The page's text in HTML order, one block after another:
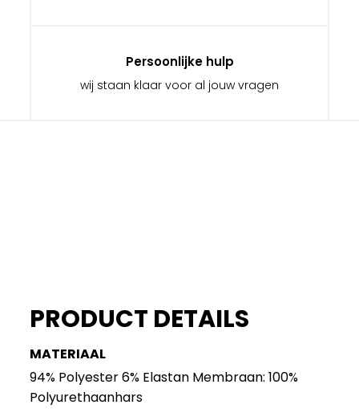
Persoonlijke hulp
wij staan klaar voor al jouw vragen
PRODUCT DETAILS
MATERIAAL
94% Polyester 6% Elastan Membraan: 100%
Polyurethaanhars